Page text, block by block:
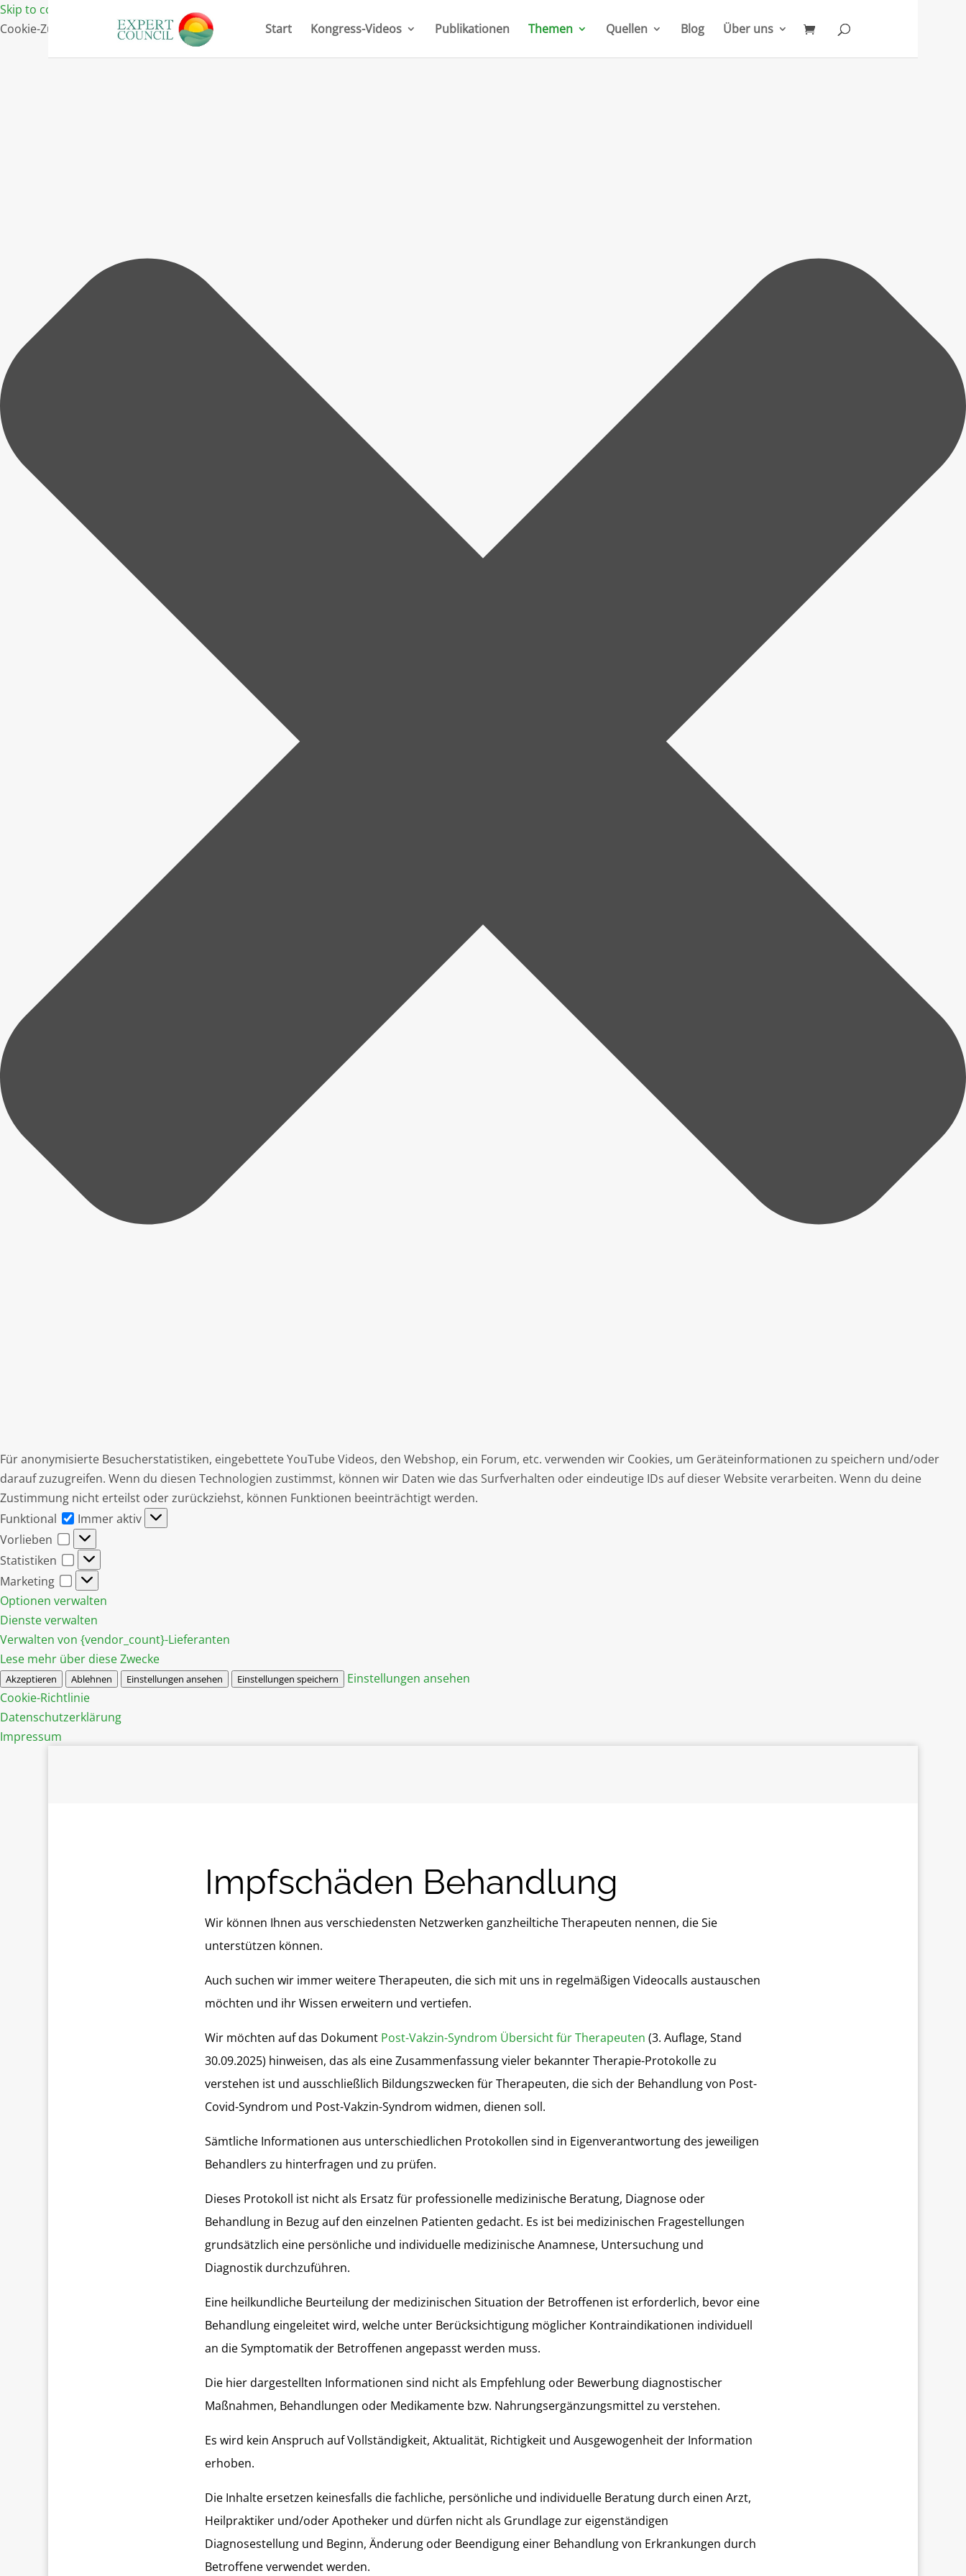
Skip to content
Cookie-Zustimmung verwalten
Für anonymisierte Besucherstatistiken, eingebettete YouTube Videos, den Webshop, ein Forum, etc. verwenden wir Cookies, um Geräteinformationen zu speichern und/oder
darauf zuzugreifen. Wenn du diesen Technologien zustimmst, können wir Daten wie das Surfverhalten oder eindeutige IDs auf dieser Website verarbeiten. Wenn du deine
Zustimmung nicht erteilst oder zurückziehst, können Funktionen beeinträchtigt werden.
Funktional
Funktional
Immer aktiv
Vorlieben
Vorlieben
Statistiken
Statistiken
Marketing
Marketing
Optionen verwalten
Dienste verwalten
Verwalten von {vendor_count}-Lieferanten
Lese mehr über diese Zwecke
Akzeptieren Ablehnen Einstellungen ansehen Einstellungen speichern
Einstellungen ansehen
Cookie-Richtlinie
Datenschutzerklärung
Impressum
Start Kongress-Videos Publikationen Themen Quellen Blog Über uns
Impfschäden Behandlung
Wir können Ihnen aus verschiedensten Netzwerken ganzheiltiche Therapeuten nennen, die Sie
unterstützen können.
Auch suchen wir immer weitere Therapeuten, die sich mit uns in regelmäßigen Videocalls austauschen
möchten und ihr Wissen erweitern und vertiefen.
Wir möchten auf das Dokument Post-Vakzin-Syndrom Übersicht für Therapeuten (3. Auflage, Stand
30.09.2025) hinweisen, das als eine Zusammenfassung vieler bekannter Therapie-Protokolle zu
verstehen ist und ausschließlich Bildungszwecken für Therapeuten, die sich der Behandlung von Post-
Covid-Syndrom und Post-Vakzin-Syndrom widmen, dienen soll.
Sämtliche Informationen aus unterschiedlichen Protokollen sind in Eigenverantwortung des jeweiligen
Behandlers zu hinterfragen und zu prüfen.
Dieses Protokoll ist nicht als Ersatz für professionelle medizinische Beratung, Diagnose oder
Behandlung in Bezug auf den einzelnen Patienten gedacht. Es ist bei medizinischen Fragestellungen
grundsätzlich eine persönliche und individuelle medizinische Anamnese, Untersuchung und
Diagnostik durchzuführen.
Eine heilkundliche Beurteilung der medizinischen Situation der Betroffenen ist erforderlich, bevor eine
Behandlung eingeleitet wird, welche unter Berücksichtigung möglicher Kontraindikationen individuell
an die Symptomatik der Betroffenen angepasst werden muss.
Die hier dargestellten Informationen sind nicht als Empfehlung oder Bewerbung diagnostischer
Maßnahmen, Behandlungen oder Medikamente bzw. Nahrungsergänzungsmittel zu verstehen.
Es wird kein Anspruch auf Vollständigkeit, Aktualität, Richtigkeit und Ausgewogenheit der Information
erhoben.
Die Inhalte ersetzen keinesfalls die fachliche, persönliche und individuelle Beratung durch einen Arzt,
Heilpraktiker und/oder Apotheker und dürfen nicht als Grundlage zur eigenständigen
Diagnosestellung und Beginn, Änderung oder Beendigung einer Behandlung von Erkrankungen durch
Betroffene verwendet werden.